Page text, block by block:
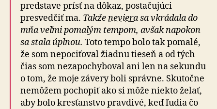
predstave prísť na dôkaz, postačujúci
presvedčiť ma. Takženevierasa vkrádala do
mňa veľmi pomalým tempom, avšak napokon
sa stala úplnou. Toto tempo bolo tak pomalé,
že som nepociťoval žiadnu tieseň a od tých
čias som nezapochyboval ani len na sekundu
o tom, že moje závery boli správne. Skutočne
nemôžem pochopiť ako si môže niekto želať,
aby bolo kresťanstvo pravdivé, keď ľudia čo